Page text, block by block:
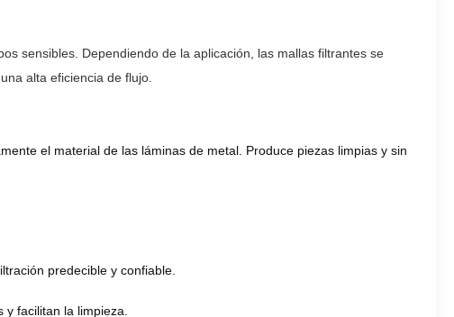
sensibles. Dependiendo de la aplicación, las mallas filtrantes se
alta eficiencia de flujo.
el material de las láminas de metal. Produce piezas limpias y sin
predecible y confiable.
facilitan la limpieza.